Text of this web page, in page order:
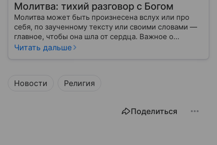
Молитва: тихий разговор с Богом
Молитва может быть произнесена вслух или про
себя, по заученному тексту или своими словами —
главное, чтобы она шла от сердца. Важное о
значении молитв — в нашем материале.
Читать дальше
Новости Религия
Поделиться